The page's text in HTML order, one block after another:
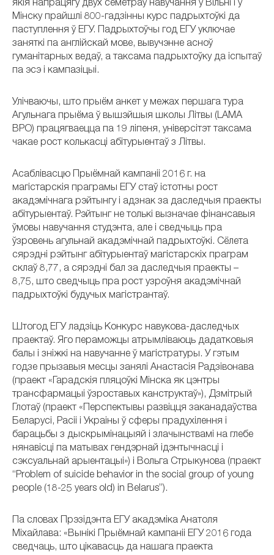
якія напрацягу двух семетраў навучання ў Вільні і ў
Мінску прайшлі 800-гадзінны курс падрыхтоўкі да
паступлення ў ЕГУ. Падрыхтоўчы год ЕГУ уключае
заняткі па англійскай мове, вывучэнне асноў
гуманітарных ведаў, а таксама падрыхтоўку да іспытаў
па эсэ і кампазіцыі.
Улічваючы, што прыём анкет у межах першага тура
Агульнага прыёма ў вышэйшыя школы Літвы (LAMA
BPO) працягваецца па 19 ліпеня, універсітэт таксама
чакае рост колькасці абітурыентаў з Літвы.
Асаблівасцю Прыёмнай кампаніі 2016 г. на
магістарскія праграмы ЕГУ стаў істотны рост
акадэмічнага рэйтынгу і адзнак за даследчыя праекты
абітурыентаў. Рэйтынг не толькі вызначае фінансавыя
ўмовы навучання студэнта, але і сведчыць пра
ўзровень агульнай акадэмічнай падрыхтоўкі. Сёлета
сярэдні рэйтынг абітурыентаў магістарскіх праграм
склаў 8,77, а сярэдні бал за даследчыя праекты –
8,75, што сведчыць пра рост узроўня акадэмічнай
падрыхтоўкі будучых магістрантаў.
Штогод ЕГУ ладзіць Конкурс навукова-даследчых
праектаў. Яго пераможцы атрымліваюць дадатковыя
балы і зніжкі на навучанне ў магістратуры. У гэтым
годзе прызавыя месцы занялі Анастасія Радзівонава
(праект «Гарадскія пляцоўкі Мінска як цэнтры
трансфармацыі ўзроставых канструктаў»), Дзмітрый
Глотаў (праект «Перспектывы развіцця заканадаўства
Беларусі, Расіі і Украіны ў сферы прадухілення і
барацьбы з дыскрымінацыяй і злачынствамі на глебе
нянавісці па матывах гендэрнай ідэнтычнасці і
сэксуальнай арыентацыі») і Вольга Стрыкунова (праект
“Problem of suicide behavior in the social group of young
people (18-25 years old) in Belarus”).
Па словах Прэзідэнта ЕГУ акадэміка Анатоля
Міхайлава: «Вынікі Прыёмнай кампаніі ЕГУ 2016 года
сведчаць, што цікавасць да нашага праекта